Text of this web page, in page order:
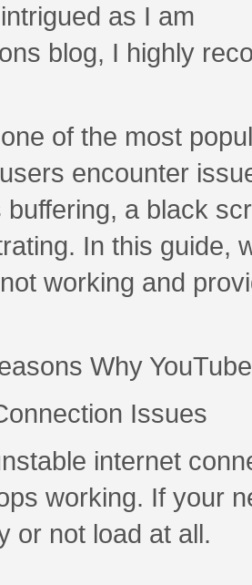
as I am
blog, I highly
of the most
encounter
buffering, a black
In this guide,
working and
Why
Issues
internet
working. If your
or not load at all.